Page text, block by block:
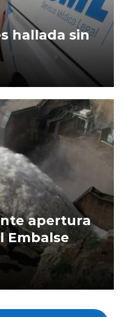
hallada sin
apertura
Embalse